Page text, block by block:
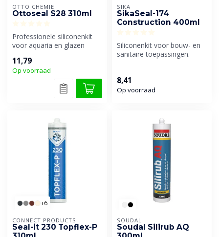
OTTO CHEMIE
Ottoseal S28 310ml
Professionele siliconenkit
voor aquaria en glazen
11,79
Op voorraad
SIKA
SikaSeal-174
Construction 400ml
Siliconenkit voor bouw- en
sanitaire toepassingen.
8,41
Op voorraad
+6
CONNECT PRODUCTS
Seal-it 230 Topflex-P
SOUDAL
Soudal Silirub AQ